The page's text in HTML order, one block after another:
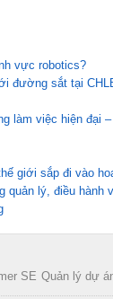
vực robotics?
đường sắt tại
làm việc hiện đại
giới sắp đi vào
quản lý, điều hành
SE Quản lý dự